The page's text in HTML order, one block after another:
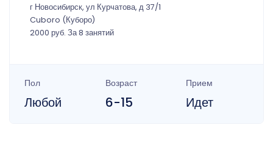
г Новосибирск, ул Курчатова, д 37/1
Cuboro (Куборо)
2000 руб. За 8 занятий
Пол
Любой
Возраст
6-15
Прием
Идет